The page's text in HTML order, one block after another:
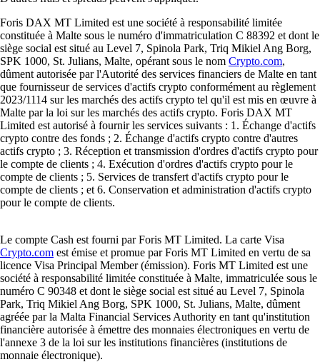
Foris DAX MT Limited est une société à responsabilité limitée
constituée à Malte sous le numéro d'immatriculation C 88392 et dont le
siège social est situé au Level 7, Spinola Park, Triq Mikiel Ang Borg,
SPK 1000, St. Julians, Malte, opérant sous le nom Crypto.com,
dûment autorisée par l'Autorité des services financiers de Malte en tant
que fournisseur de services d'actifs crypto conformément au règlement
2023/1114 sur les marchés des actifs crypto tel qu'il est mis en œuvre à
Malte par la loi sur les marchés des actifs crypto. Foris DAX MT
Limited est autorisé à fournir les services suivants : 1. Échange d'actifs
crypto contre des fonds ; 2. Échange d'actifs crypto contre d'autres
actifs crypto ; 3. Réception et transmission d'ordres d'actifs crypto pour
le compte de clients ; 4. Exécution d'ordres d'actifs crypto pour le
compte de clients ; 5. Services de transfert d'actifs crypto pour le
compte de clients ; et 6. Conservation et administration d'actifs crypto
pour le compte de clients.
Le compte Cash est fourni par Foris MT Limited. La carte Visa
Crypto.com est émise et promue par Foris MT Limited en vertu de sa
licence Visa Principal Member (émission). Foris MT Limited est une
société à responsabilité limitée constituée à Malte, immatriculée sous le
numéro C 90348 et dont le siège social est situé au Level 7, Spinola
Park, Triq Mikiel Ang Borg, SPK 1000, St. Julians, Malte, dûment
agréée par la Malta Financial Services Authority en tant qu'institution
financière autorisée à émettre des monnaies électroniques en vertu de
l'annexe 3 de la loi sur les institutions financières (institutions de
monnaie électronique).